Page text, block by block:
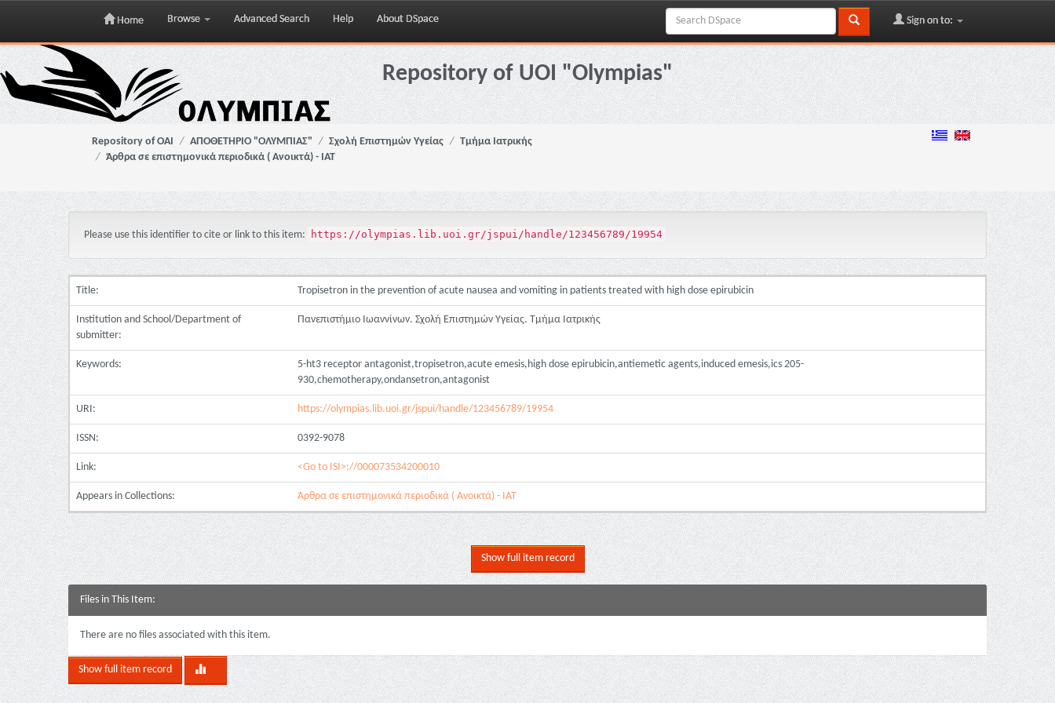
Skip
navigation
Home Browse Advanced Search Help About DSpace Sign on to:
Repository of UOI "Olympias"
Repository of OAI ΑΠΟΘΕΤΗΡΙΟ "ΟΛΥΜΠΙΑΣ" Σχολή Επιστημών Υγείας
Τμήμα Ιατρικής
Άρθρα σε επιστημονικά περιοδικά ( Ανοικτά) - ΙΑΤ
Please use this identifier to cite or link to this item: https://olympias.lib.uoi.gr/jspui/handle/123456789/19954
Title: Tropisetron in the prevention of acute nausea and vomiting in patients treated with high dose epirubicin
Institution and School/Department of
submitter:
Πανεπιστήμιο Ιωαννίνων. Σχολή Επιστημών Υγείας. Τμήμα Ιατρικής
Keywords:
5-ht3 receptor antagonist,tropisetron,acute emesis,high dose epirubicin,antiemetic agents,induced emesis,ics 205-
930,chemotherapy,ondansetron,antagonist
URI: https://olympias.lib.uoi.gr/jspui/handle/123456789/19954
ISSN: 0392-9078
Link: <Go to ISI>://000073534200010
Appears in Collections: Άρθρα σε επιστημονικά περιοδικά ( Ανοικτά) - ΙΑΤ
Show full item record
Files in This Item:
There are no files associated with this item.
Show full item record